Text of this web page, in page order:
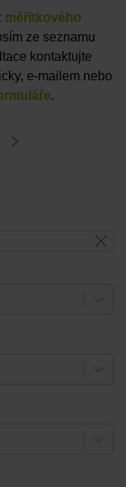
měřítkového
ze seznamu
kontaktujte
e-mailem nebo
.